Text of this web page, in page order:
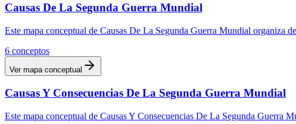
Causas De La Segunda Guerra Mundial
Este mapa conceptual de Causas De La Segunda Guerra Mundial organiza
6 conceptos
Ver mapa conceptual
Causas Y Consecuencias De La Segunda Guerra Mundial
Este mapa conceptual de Causas Y Consecuencias De La Segunda Guerra